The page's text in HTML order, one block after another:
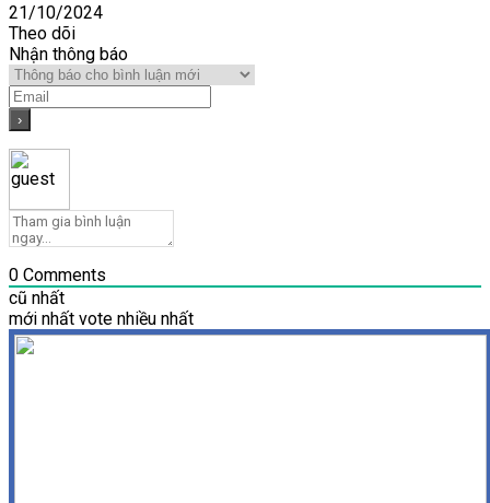
21/10/2024
Theo dõi
Nhận thông báo
0 Comments
cũ nhất
mới nhất vote nhiều nhất